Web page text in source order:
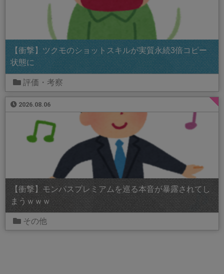
【衝撃】ツクモのショットスキルが実質永続3倍コピー
状態に
評価・考察
2026.08.06
【衝撃】モンパスプレミアムを巡る本音が暴露されてし
まうｗｗｗ
その他